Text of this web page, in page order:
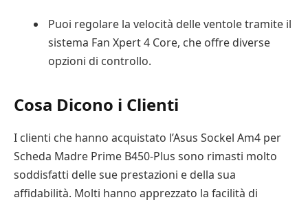
Puoi regolare la velocità delle ventole tramite il
sistema Fan Xpert 4 Core, che offre diverse
opzioni di controllo.
Cosa Dicono i Clienti
I clienti che hanno acquistato l’Asus Sockel Am4 per
Scheda Madre Prime B450-Plus sono rimasti molto
soddisfatti delle sue prestazioni e della sua
affidabilità. Molti hanno apprezzato la facilità di